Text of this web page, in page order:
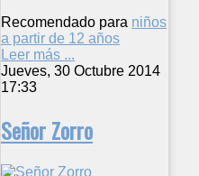
Recomendado para niños
a partir de 12 años
Leer más ...
Jueves, 30 Octubre 2014
17:33
Señor Zorro